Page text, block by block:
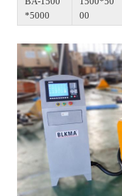
*5000
00